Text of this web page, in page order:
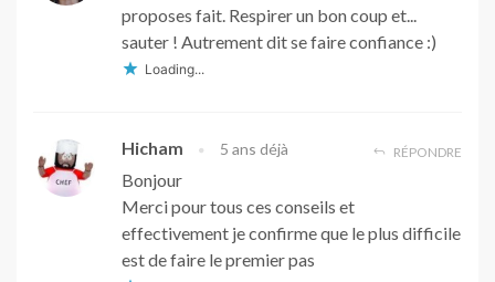
proposes fait. Respirer un bon coup et...
sauter ! Autrement dit se faire confiance :)
Loading...
Hicham 5 ans déjà RÉPONDRE
Bonjour
Merci pour tous ces conseils et
effectivement je confirme que le plus difficile
est de faire le premier pas